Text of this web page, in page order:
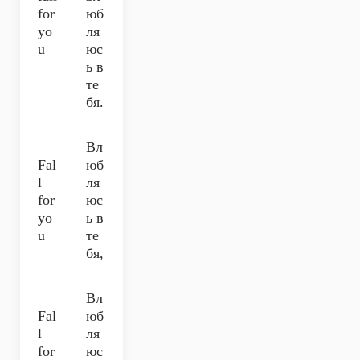
for
yo
u
юб
ля
юс
ь в
те
бя.
Fal
l
for
yo
u
Вл
юб
ля
юс
ь в
те
бя,
Fal
l
for
Вл
юб
ля
юс